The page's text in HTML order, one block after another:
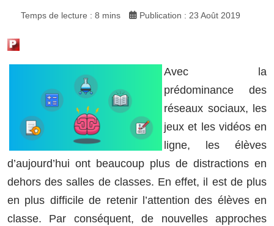
Temps de lecture : 8 mins Publication : 23 Août 2019
Avec la
prédominance des
réseaux sociaux, les
jeux et les vidéos en
ligne, les élèves
d’aujourd’hui ont beaucoup plus de distractions en
dehors des salles de classes. En effet, il est de plus
en plus difficile de retenir l’attention des élèves en
classe. Par conséquent, de nouvelles approches